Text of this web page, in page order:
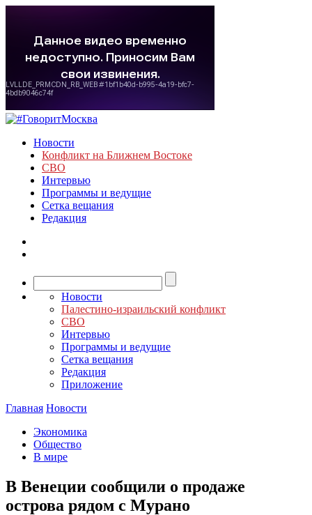
Новости
Конфликт на Ближнем Востоке
СВО
Интервью
Программы и ведущие
Сетка вещания
Редакция
Новости
Палестино-израильский конфликт
СВО
Интервью
Программы и ведущие
Сетка вещания
Редакция
Приложение
Главная Новости
Экономика
Общество
В мире
В Венеции сообщили о продаже
острова рядом с Мурано